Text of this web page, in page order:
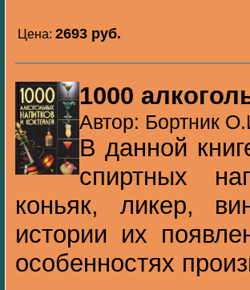
Цена: 2693 pуб.
1000
Автор: Бортник
В данной
спиртных
коньяк, ликер,
истории их
особенностях